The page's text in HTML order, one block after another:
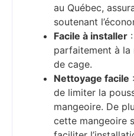
au Québec,
soutenant
Facile à installer
parfaitement à la
de cage.
Nettoyage facile
de limiter la
mangeoire. De
cette mangeoire